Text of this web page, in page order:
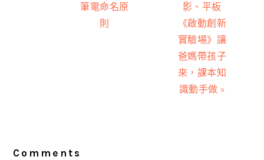
筆電命名原
則
影、平板
《啟動創新
實驗場》讓
爸媽帶孩子
來，課本知
識動手做 »
Comments